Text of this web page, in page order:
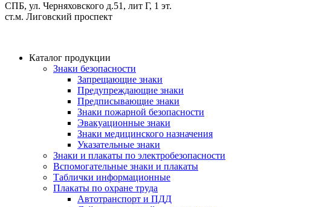
СПБ, ул. Черняховского д.51, лит Г, 1 эт.
cт.м. Лиговский проспект
Каталог продукции
Знаки безопасности
Запрещающие знаки
Предупреждающие знаки
Предписывающие знаки
Знаки пожарной безопасности
Эвакуационные знаки
Знаки медицинского назначения
Указательные знаки
Знаки и плакаты по электробезопасности
Вспомогательные знаки и плакаты
Таблички информационные
Плакаты по охране труда
Автотранспорт и ПДД